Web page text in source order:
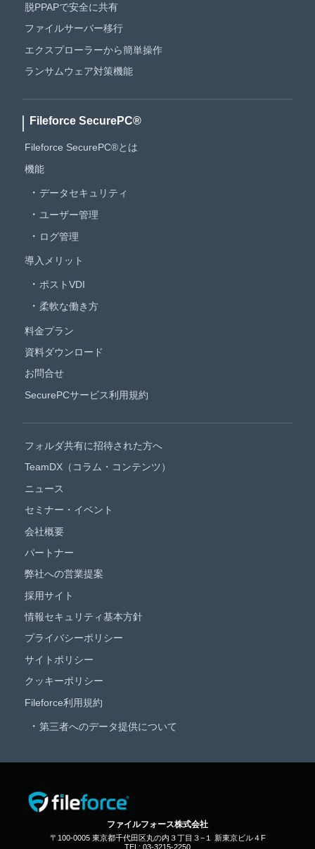
脱PPAPで安全に共有
ファイルサーバー移行
エクスプローラーから簡単操作
ランサムウェア対策機能
Fileforce SecurePC®
Fileforce SecurePC®とは
機能
データセキュリティ
ユーザー管理
ログ管理
導入メリット
ポストVDI
柔軟な働き方
料金プラン
資料ダウンロード
お問合せ
SecurePCサービス利用規約
フォルダ共有に招待された方へ
TeamDX（コラム・コンテンツ）
ニュース
セミナー・イベント
会社概要
パートナー
弊社への営業提案
採用サイト
情報セキュリティ基本方針
プライバシーポリシー
サイトポリシー
クッキーポリシー
Fileforce利用規約
第三者へのデータ提供について
ファイルフォース株式会社
〒100-0005 東京都千代田区丸の内３丁目３−１ 新東京ビル４F
TEL: 03-3215-2250